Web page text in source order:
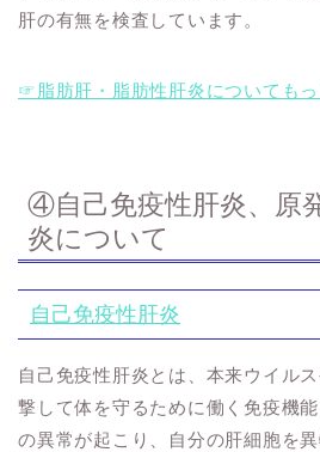
肝の有無を検査しています。
☞脂肪肝・脂肪性肝炎についてもっ
④自己免疫性肝炎、原
炎について
自己免疫性肝炎
自己免疫性肝炎とは、本来ウイル
撃して体を守るために働く免疫機
の異常が起こり、自分の肝細胞を